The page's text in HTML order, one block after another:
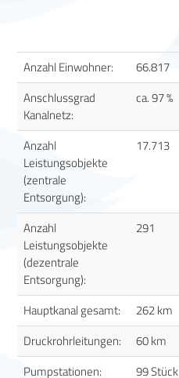
Anzahl Einwohner:
66.817
Anschlussgrad
Kanalnetz:
ca. 97 %
Anzahl
Leistungsobjekte
(zentrale
Entsorgung):
17.713
Anzahl
Leistungsobjekte
(dezentrale
Entsorgung):
291
Hauptkanal gesamt:
262 km
Druckrohrleitungen:
60 km
Pumpstationen:
99 Stück